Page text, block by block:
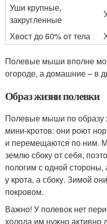
Уши крупные,
закругленные
Хвост до 60% от тела
Полевые мыши вполне
огороде, а домашние – в
Образ жизни полевки
Полевые мыши по образу
мини-кротов: они роют
и перемещаются по ним.
землю сбоку от себя,
пологим с одной стороны,
у крота, а сбоку. Зимой
покровом.
Важно! У полевок нет
холода им нужно активно